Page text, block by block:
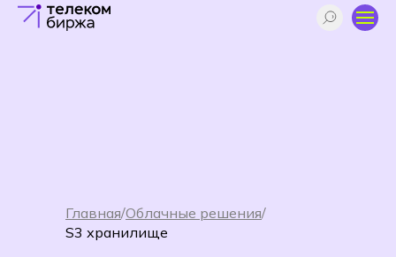
Главная/Облачные решения/
S3 хранилище